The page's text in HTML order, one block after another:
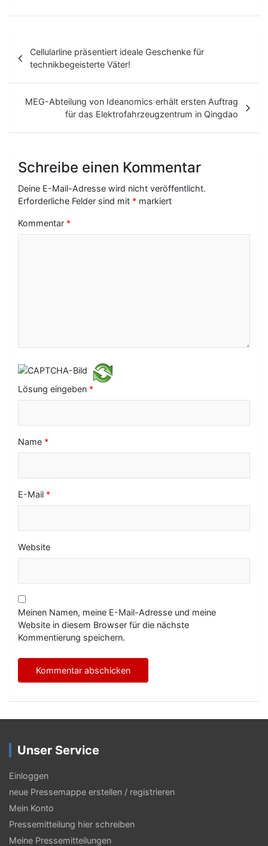
e
i
g
N
o
Cellularline präsentiert ideale Geschenke für
technikbegeisterte Väter!
MEG-Abteilung von Ideanomics erhält ersten Auftrag
für das Elektrofahrzeugzentrum in Qingdao
Schreibe einen Kommentar
Deine E-Mail-Adresse wird nicht veröffentlicht.
Erforderliche Felder sind mit * markiert
Kommentar *
Lösung eingeben *
Name *
E-Mail *
Website
Meinen Namen, meine E-Mail-Adresse und meine
Website in diesem Browser für die nächste
Kommentierung speichern.
Unser Service
Einloggen
neue Pressemappe erstellen / registrieren
Mein Konto
Pressemitteilung hier schreiben
Meine Pressemitteilungen